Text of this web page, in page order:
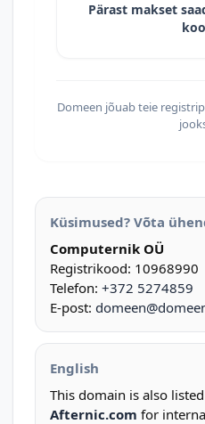
Pärast makset
Domeen jõuab teie
Küsimused? Võta
Computernik OÜ
Registrikood: 10968990
Telefon: +372 5274859
E-post:
English
This domain is also
Afternic.com for